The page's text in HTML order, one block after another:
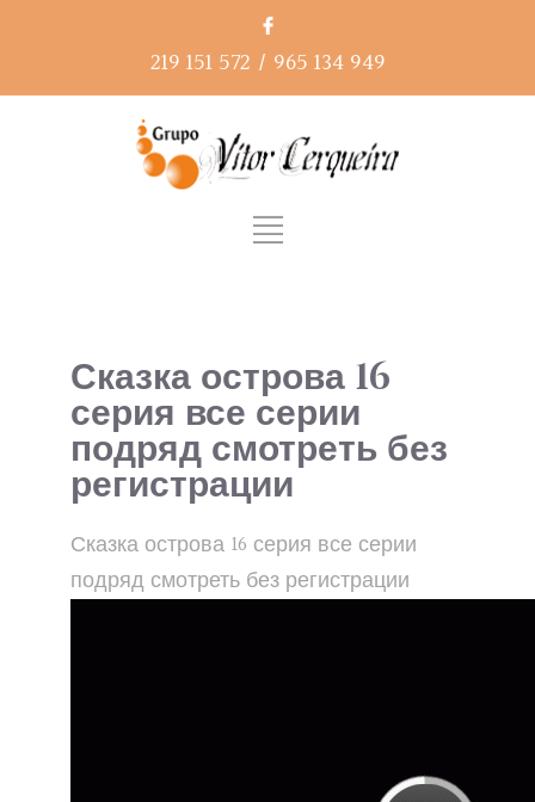
219 151 572 / 965 134 949
Сказка острова 16
серия все серии
подряд смотреть без
регистрации
Сказка острова 16 серия все серии
подряд смотреть без регистрации